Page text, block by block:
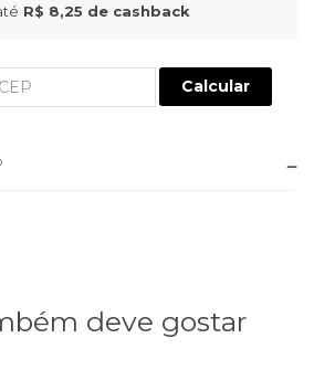
R$ 8,25 de cashback
Calcular
deve gostar